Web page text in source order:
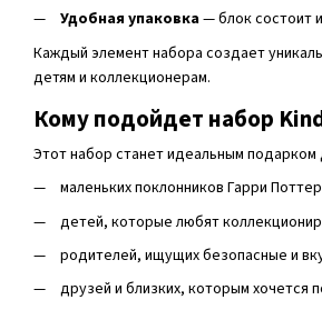
Удобная упаковка— блок состоит
Каждый элемент набора создает
детям и коллекционерам.
Кому подойдет набор
Этот набор станет идеальным подарком
маленьких поклонников Гарри
детей, которые любят
родителей, ищущих безопасные и
друзей и близких, которым хочется